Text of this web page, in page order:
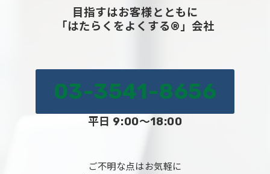
目指すはお客様とともに
「はたらくをよくする®」会社
03-3541-8656
平日 9:00～18:00
ご不明な点はお気軽に